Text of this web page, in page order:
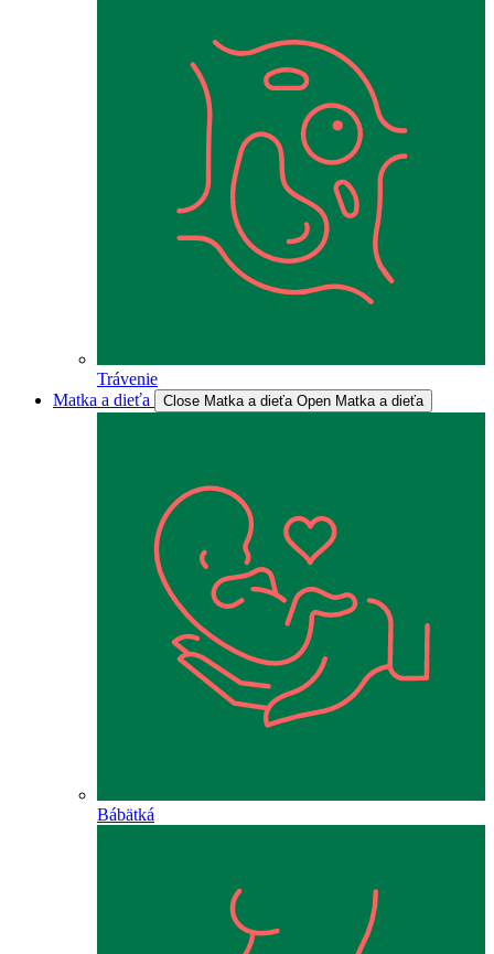
Trávenie
Matka a dieťa
Close Matka a dieťa Open Matka a dieťa
Bábätká